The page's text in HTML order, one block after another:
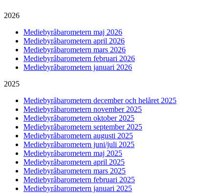
2026
Mediebyråbarometern maj 2026
Mediebyråbarometern april 2026
Mediebyråbarometern mars 2026
Mediebyråbarometern februari 2026
Mediebyråbarometern januari 2026
2025
Mediebyråbarometern december och helåret 2025
Mediebyråbarometern november 2025
Mediebyråbarometern oktober 2025
Mediebyråbarometern september 2025
Mediebyråbarometern augusti 2025
Mediebyråbarometern juni/juli 2025
Mediebyråbarometern maj 2025
Mediebyråbarometern april 2025
Mediebyråbarometern mars 2025
Mediebyråbarometern februari 2025
Mediebyråbarometern januari 2025